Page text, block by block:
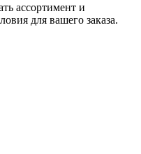
ассортимент и
для вашего заказа.